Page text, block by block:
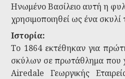
Ηνωμένο Βασίλειο αυτή η
χρησιμοποιηθεί ως ένα σκυλί
Ιστορία:
Το 1864 εκτέθηκαν για
σκύλων σε πρωτάθλημα που
Airedale Γεωργικής